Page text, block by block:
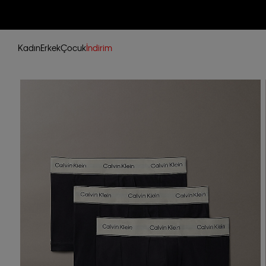
KadınErkekÇocukİndirim